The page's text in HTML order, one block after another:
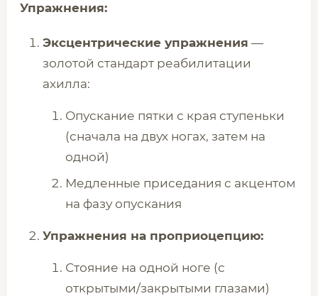
Упражнения:
Эксцентрические упражнения —
золотой стандарт реабилитации
ахилла:
Опускание пятки с края ступеньки
(сначала на двух ногах, затем на
одной)
Медленные приседания с акцентом
на фазу опускания
Упражнения на проприоцепцию:
Стояние на одной ноге (с
открытыми/закрытыми глазами)